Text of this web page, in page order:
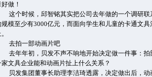
做！
这个时候，邱智铭其实把公司去年做的一个调研
规模至少有3000亿元，而面向学生和儿童的卡通文
去拍一部动画片吧
去年年初，贝发不声不响地开始决定做一件事：
家文具企业能和动画片扯上什么关系？
贝发集团董事长助理李洁琦透露，决定做出后，